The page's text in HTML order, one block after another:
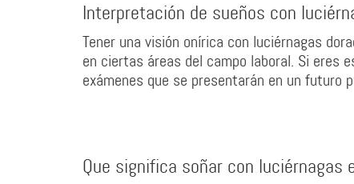
Interpretación de sueños con
Tener una visión onírica con luciérnagas
en ciertas áreas del campo laboral. Si eres
exámenes que se presentarán en un futuro
Que significa soñar con luciérnagas